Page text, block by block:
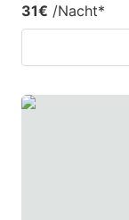
31€ /Nacht*